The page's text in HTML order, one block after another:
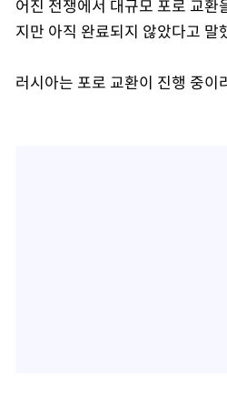
어진 전쟁에서 대규모 포로 교
지만 아직 완료되지 않았다고 말
러시아는 포로 교환이 진행 중